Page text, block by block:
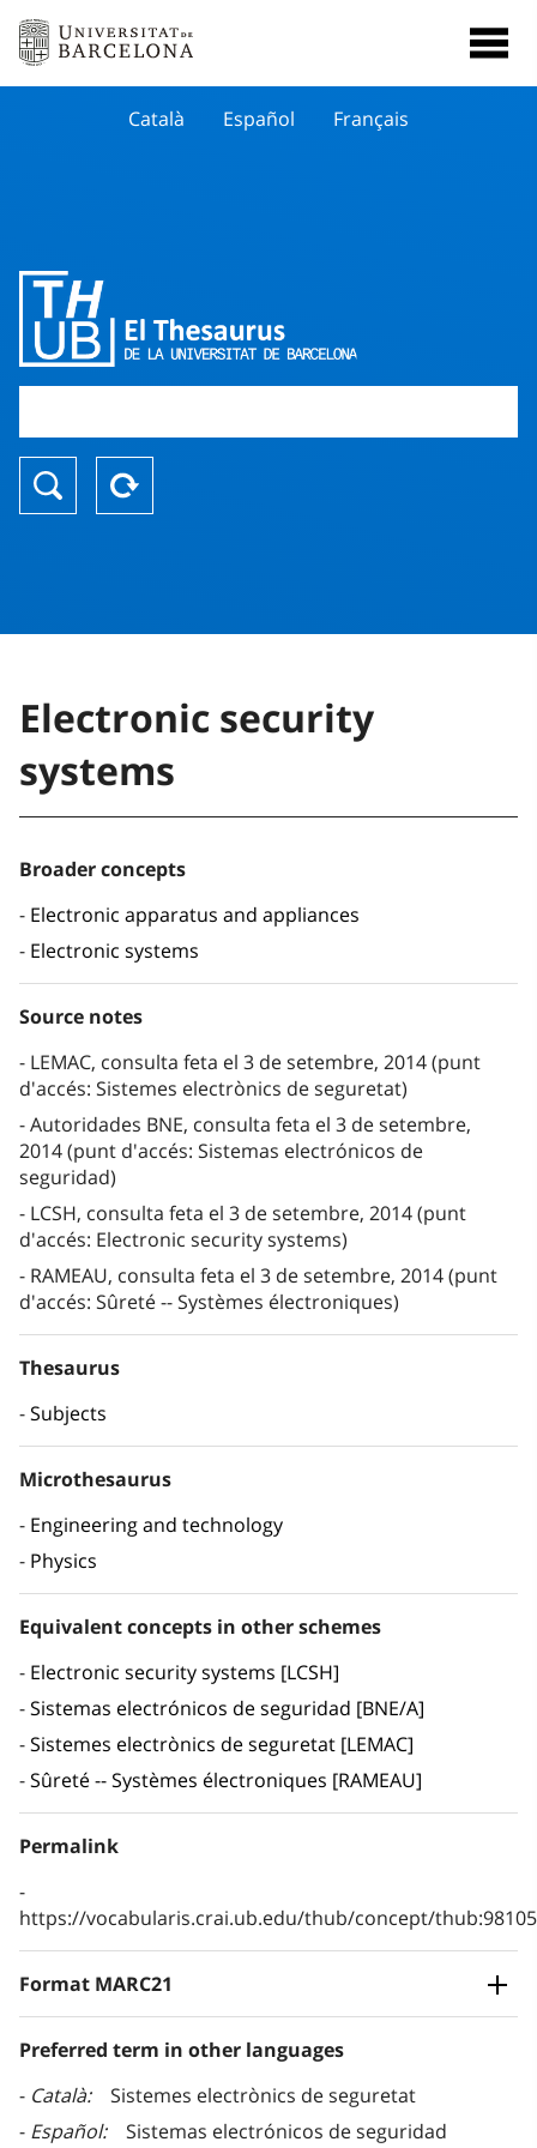
Català Español Français
Electronic security
systems
Broader concepts
Electronic apparatus and appliances
Electronic systems
Source notes
LEMAC, consulta feta el 3 de setembre, 2014 (punt
d'accés: Sistemes electrònics de seguretat)
Autoridades BNE, consulta feta el 3 de setembre,
2014 (punt d'accés: Sistemas electrónicos de
seguridad)
LCSH, consulta feta el 3 de setembre, 2014 (punt
d'accés: Electronic security systems)
RAMEAU, consulta feta el 3 de setembre, 2014 (punt
d'accés: Sûreté -- Systèmes électroniques)
Thesaurus
Subjects
Microthesaurus
Engineering and technology
Physics
Equivalent concepts in other schemes
Electronic security systems [LCSH]
Sistemas electrónicos de seguridad [BNE/A]
Sistemes electrònics de seguretat [LEMAC]
Sûreté -- Systèmes électroniques [RAMEAU]
Permalink
https://vocabularis.crai.ub.edu/thub/concept/
Format MARC21
Preferred term in other languages
Català
Sistemes electrònics de seguretat
Español
Sistemas electrónicos de seguridad